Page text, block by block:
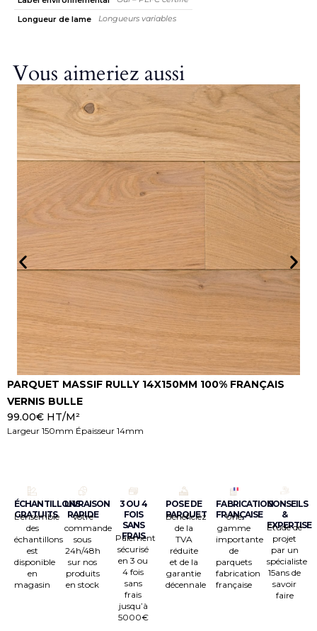
Longueur de lame
Longueurs variables
Vous aimeriez aussi
PARQUET MASSIF RULLY 14X150MM 100% FRANÇAIS
VERNIS BULLE
99.00€ HT/M²
Largeur 150mm Épaisseur 14mm
ÉCHANTILLONS
GRATUITS
L’ensemble
des
échantillons
est
disponible
en
magasin
LIVRAISON
RAPIDE
Votre
commande
sous
24h/48h
sur nos
produits
en stock
3 OU 4
FOIS
SANS
FRAIS
Paiement
sécurisé
en 3 ou
4 fois
sans
frais
jusqu’à
5000€
POSE DE
PARQUET
Bénéficiez
de la
TVA
réduite
et de la
garantie
décennale
FABRICATION
FRANÇAISE
Une
gamme
importante
de
parquets
fabrication
française
CONSEILS
&
EXPERTISE
Étude de
projet
par un
spécialiste
15ans de
savoir
faire